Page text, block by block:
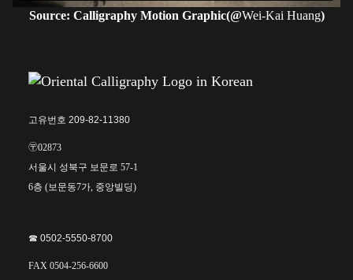
Source: Calligraphy Motion Graphic(@Wei-Kai Huang)
고유번호 209-82-11380
〶02873
서울시 성북구 보문로 57-1
6층 (보문동7가, 중앙빌딩)
☎︎ 0502-5550-8700
FAX 0504-256-6600